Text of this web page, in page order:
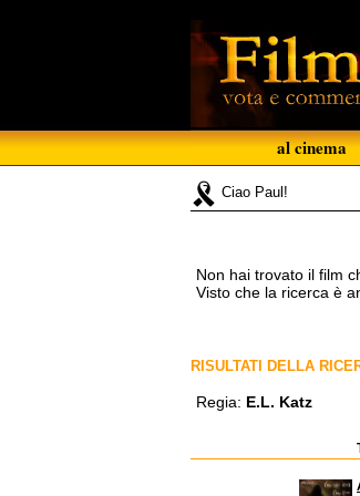
al cinema
Ciao Paul!
Non hai trovato il film
Visto che la ricerca è
RISULTATI DELLA
Regia: E.L. Katz